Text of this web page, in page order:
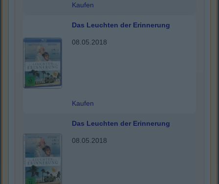
Kaufen
Das Leuchten der Erinnerung
08.05.2018
Kaufen
Das Leuchten der Erinnerung
08.05.2018